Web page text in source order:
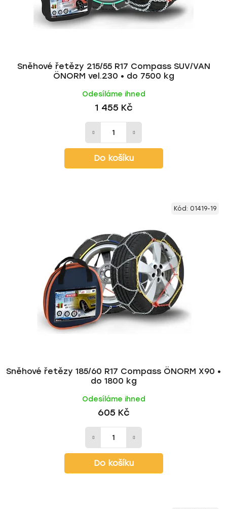
Sněhové řetězy 215/55 R17 Compass SUV/VAN
ÖNORM vel.230 • do 7500 kg
Odesíláme ihned
1 455 Kč
Do košíku
Sněhové řetězy 185/60 R17 Compass ÖNORM X90 •
do 1800 kg
Odesíláme ihned
605 Kč
Do košíku
Kód: 01419-19